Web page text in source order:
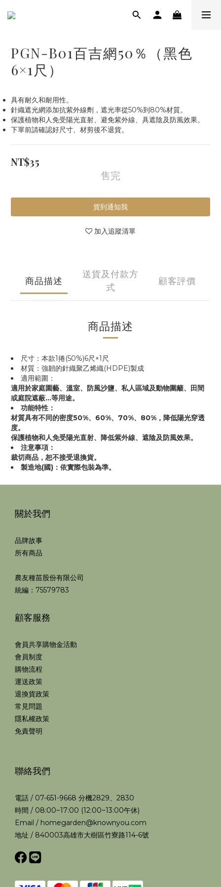
PGN-B01百吉網50％（黑色
6×1尺）
具有耐久和耐用性。
針織遮光網添加抗紫外線劑，遮光率從50%到80%材質。
保護植物和人免受陽光直射、避免紫外線、具遮陰及防風效果。
下單前請確認好尺寸、材剪後不退貨。
NT$35
售完
貨到通知我
加入追蹤清單
商品描述
送貨及付款方
式
顧客評價
商品描述
尺寸：本款1捲(50%)6尺×1尺
材質：強韌的針織聚乙烯織(HDPE)製成
適用範圍：
適用於家庭園藝、溫室、防風沙鹽、私人區域及動物圍籬、田間
或庭院遮蔽...等用途。
功能特性：
材質具有不同的密度50%、60%、70%、80%，降低陽光穿透
度。
保護植物和人免受陽光直射、降低紫外線、遮陰及防風效果。
注意事項：
裁切商品，恕不接受退換貨。
製造地(國)：依實際包裝為準。
關於我們
品牌故事
所有商品
農友種苗股份有限公司
統編：75579783
顧客服務
會員共享購物金活動
會員制度
購物流程
運送政策
退換貨政策
常見問題
隱私權政策
免責聲明
聯絡我們
電話 / 07-651-9668 分機2829、2830
時間 / 08:00~17:00 (12:00~13:00午休)
Email / homegarden@knownyou.com
地址 / 840003高雄市大樹區竹寮路114-6號